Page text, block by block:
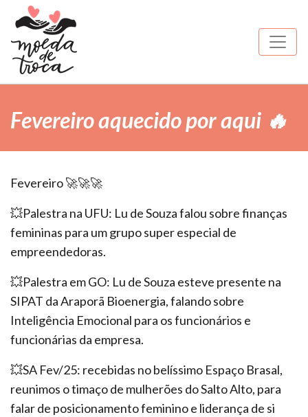
Fevereiro aquecido por aqui 🔥
Fevereiro 🚀🚀🚀
💥Palestra na UFU: Lu de Souza falou sobre finanças
femininas para um grupo super especial de
empreendedoras.
💥Palestra em GO: Lu de Souza esteve presente na
SIPAT da Araporã Bioenergia, falando sobre
Inteligência Emocional para os funcionários e
funcionárias da empresa.
💥SA Fev/25: recebidas no belíssimo Espaço Brasal,
reunimos o timaço de mulherões do Salto Alto, para
falar de posicionamento feminino e liderança de si